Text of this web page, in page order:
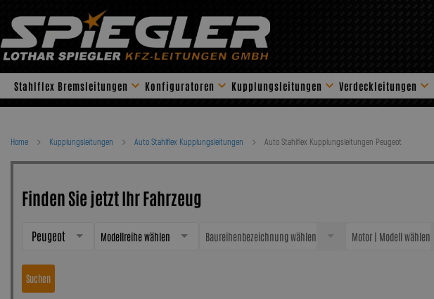
content
Stahlflex Bremsleitungen Konfiguratoren Kupplungsleitungen Verdeckleitungen
Home Kupplungsleitungen Auto Stahlflex Kupplungsleitungen Auto Stahlflex Kupplungsleitungen Peugeot
Finden Sie jetzt Ihr Fahrzeug
Peugeot Modellreihe wählen Baureihenbezeichnung wählen Motor | Modell wählen
Suchen